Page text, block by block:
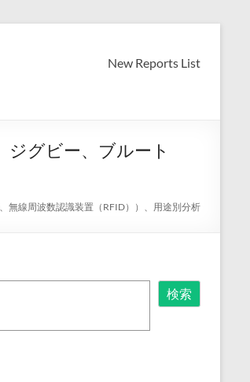
New Reports List
ジグビー、ブルート
無線周波数認識装置（RFID））、用途別分析
検索